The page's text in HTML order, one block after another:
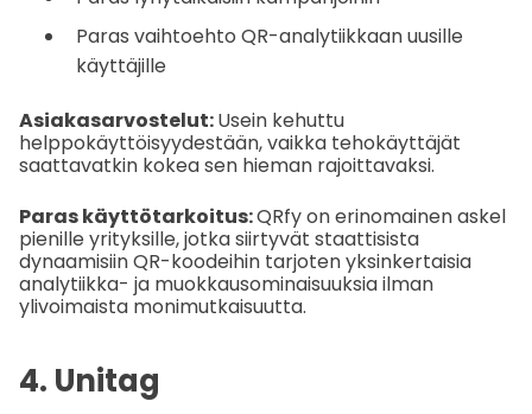
Paras vaihtoehto QR-analytiikkaan uusille
käyttäjille
Asiakasarvostelut:Usein kehuttu
helppokäyttöisyydestään, vaikka tehokäyttäjät
saattavatkin kokea sen hieman rajoittavaksi.
Paras käyttötarkoitus:QRfy on erinomainen askel
pienille yrityksille, jotka siirtyvät staattisista
dynaamisiin QR-koodeihin tarjoten yksinkertaisia
analytiikka- ja muokkausominaisuuksia ilman
ylivoimaista monimutkaisuutta.
4. Unitag